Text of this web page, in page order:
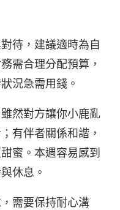
待，建議適時為自
需合理分配預算，
況急需用錢。
然對方讓你小鹿亂
有伴者關係和諧，
蜜。本週容易感到
休息。
需要保持耐心溝